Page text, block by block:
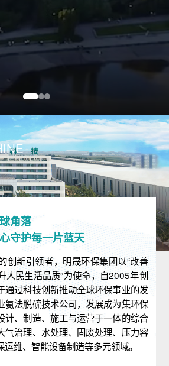
角落
守护每一片蓝天
创新引领者，明晟环保集团以“改善
人民生活品质”为使命，自2005年创
通过科技创新推动全球环保事业的发
氨法脱硫技术公司，发展成为集环保
计、制造、施工与运营于一体的综合
气治理、水处理、固废处理、压力容
维、智能设备制造等多元领域。